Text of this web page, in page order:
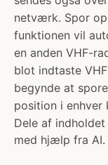
netværk. Spor
funktionen vil
en anden VHF-
blot indtaste
begynde at
position i enhver
Dele af
med hjælp fra AI.